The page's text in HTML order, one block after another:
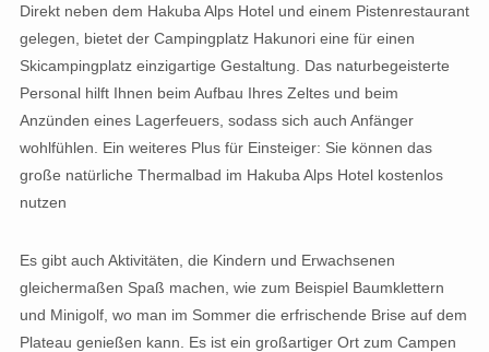
Direkt neben dem Hakuba Alps Hotel und einem Pistenrestaurant
gelegen, bietet der Campingplatz Hakunori eine für einen
Skicampingplatz einzigartige Gestaltung. Das naturbegeisterte
Personal hilft Ihnen beim Aufbau Ihres Zeltes und beim
Anzünden eines Lagerfeuers, sodass sich auch Anfänger
wohlfühlen. Ein weiteres Plus für Einsteiger: Sie können das
große natürliche Thermalbad im Hakuba Alps Hotel kostenlos
nutzen
Es gibt auch Aktivitäten, die Kindern und Erwachsenen
gleichermaßen Spaß machen, wie zum Beispiel Baumklettern
und Minigolf, wo man im Sommer die erfrischende Brise auf dem
Plateau genießen kann. Es ist ein großartiger Ort zum Campen